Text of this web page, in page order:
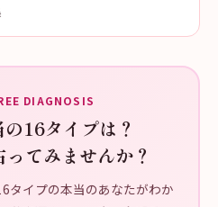
DIAGNOSIS
16タイプは？
てみませんか？
タイプの本当のあなたがわか